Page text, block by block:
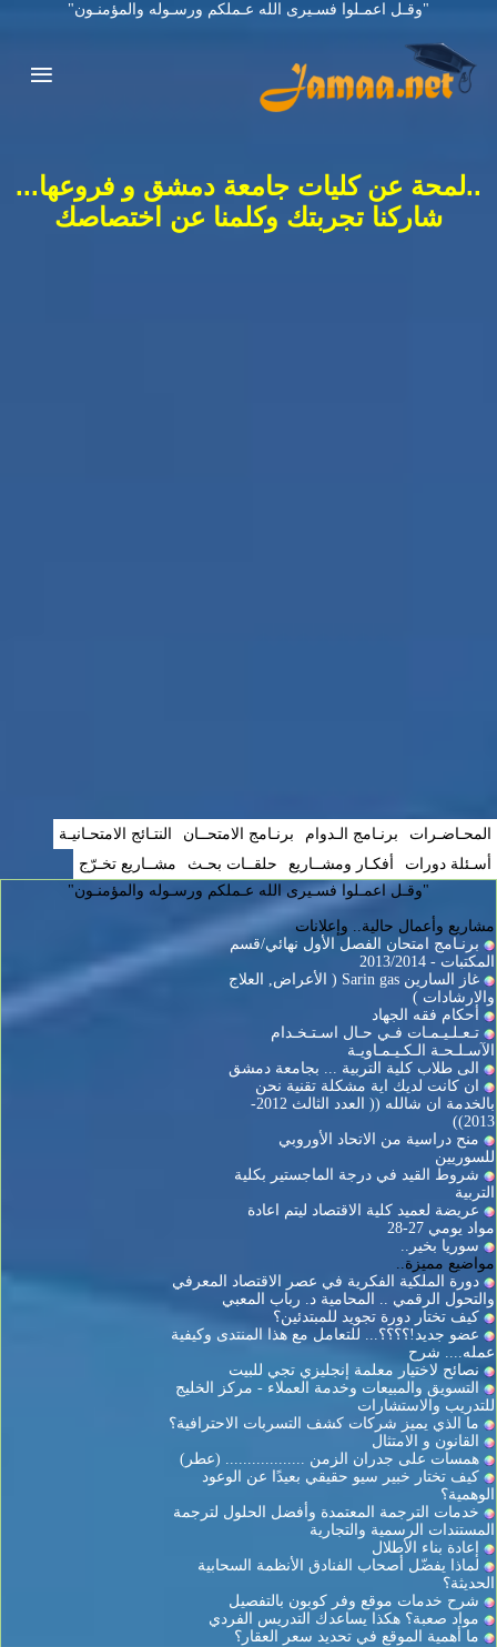
"وقـل اعمـلوا فسـيرى الله عـملكم ورسـوله والمؤمنـون"
..لمحة عن كليات جامعة دمشق و فروعها...
شاركنا تجربتك وكلمنا عن اختصاصك
المحـاضـرات برنـامج الـدوام برنـامج الامتحــان
النتـائج الامتحـانيـة
أسـئلة دورات
أفكـار ومشــاريع حلقــات بحـث
مشــاريع تخـرّج
"وقـل اعمـلوا فسـيرى الله عـملكم ورسـوله والمؤمنـون"
مشاريع وأعمال حالية.. وإعلانات
برنـامج امتحان الفصل الأول نهائي/قسم
المكتبات - 2013/2014
غاز السارين Sarin gas ( الأعراض, العلاج
والارشادات )
أحكام فقه الجهاد
تـعـلـيـمـات فـي حـال اسـتـخـدام
الآسـلـحـة الـكـيـمـاويـة
الى طلاب كلية التربية ... بجامعة دمشق
ان كانت لديك اية مشكلة تقنية نحن
بالخدمة ان شالله (( العدد الثالث 2012-
2013))
منح دراسية من الاتحاد الأوروبي
للسوريين
شروط القيد في درجة الماجستير بكلية
التربية
عريضة لعميد كلية الاقتصاد ليتم اعادة
مواد يومي 27-28
سوريا بخير..
مواضيع مميزة..
دورة الملكية الفكرية في عصر الاقتصاد المعرفي
والتحول الرقمي .. المحامية د. رباب المعبي
كيف تختار دورة تجويد للمبتدئين؟
عضو جديد!؟؟؟؟... للتعامل مع هذا المنتدى وكيفية
عمله.... شرح
نصائح لاختيار معلمة إنجليزي تجي للبيت
التسويق والمبيعات وخدمة العملاء - مركز الخليج
للتدريب والاستشارات
ما الذي يميز شركات كشف التسربات الاحترافية؟
القانون و الامتثال
همسات على جدران الزمن .................. (عطر)
كيف تختار خبير سيو حقيقي بعيدًا عن الوعود
الوهمية؟
خدمات الترجمة المعتمدة وأفضل الحلول لترجمة
المستندات الرسمية والتجارية
إعادة بناء الأطلال
لماذا يفضّل أصحاب الفنادق الأنظمة السحابية
الحديثة؟
شرح خدمات موقع وفر كوبون بالتفصيل
مواد صعبة؟ هكذا يساعدك التدريس الفردي
ما أهمية الموقع في تحديد سعر العقار؟